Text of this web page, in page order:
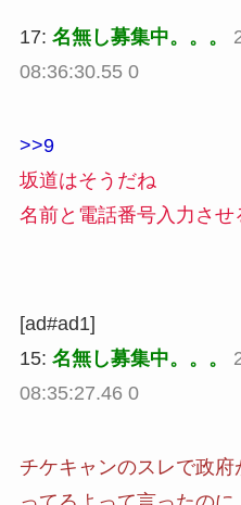
17: 名無し募集中。。。
08:36:30.55 0
>>9
坂道はそうだね
名前と電話番号入力させ
[ad#ad1]
15: 名無し募集中。。。
08:35:27.46 0
チケキャンのスレで政